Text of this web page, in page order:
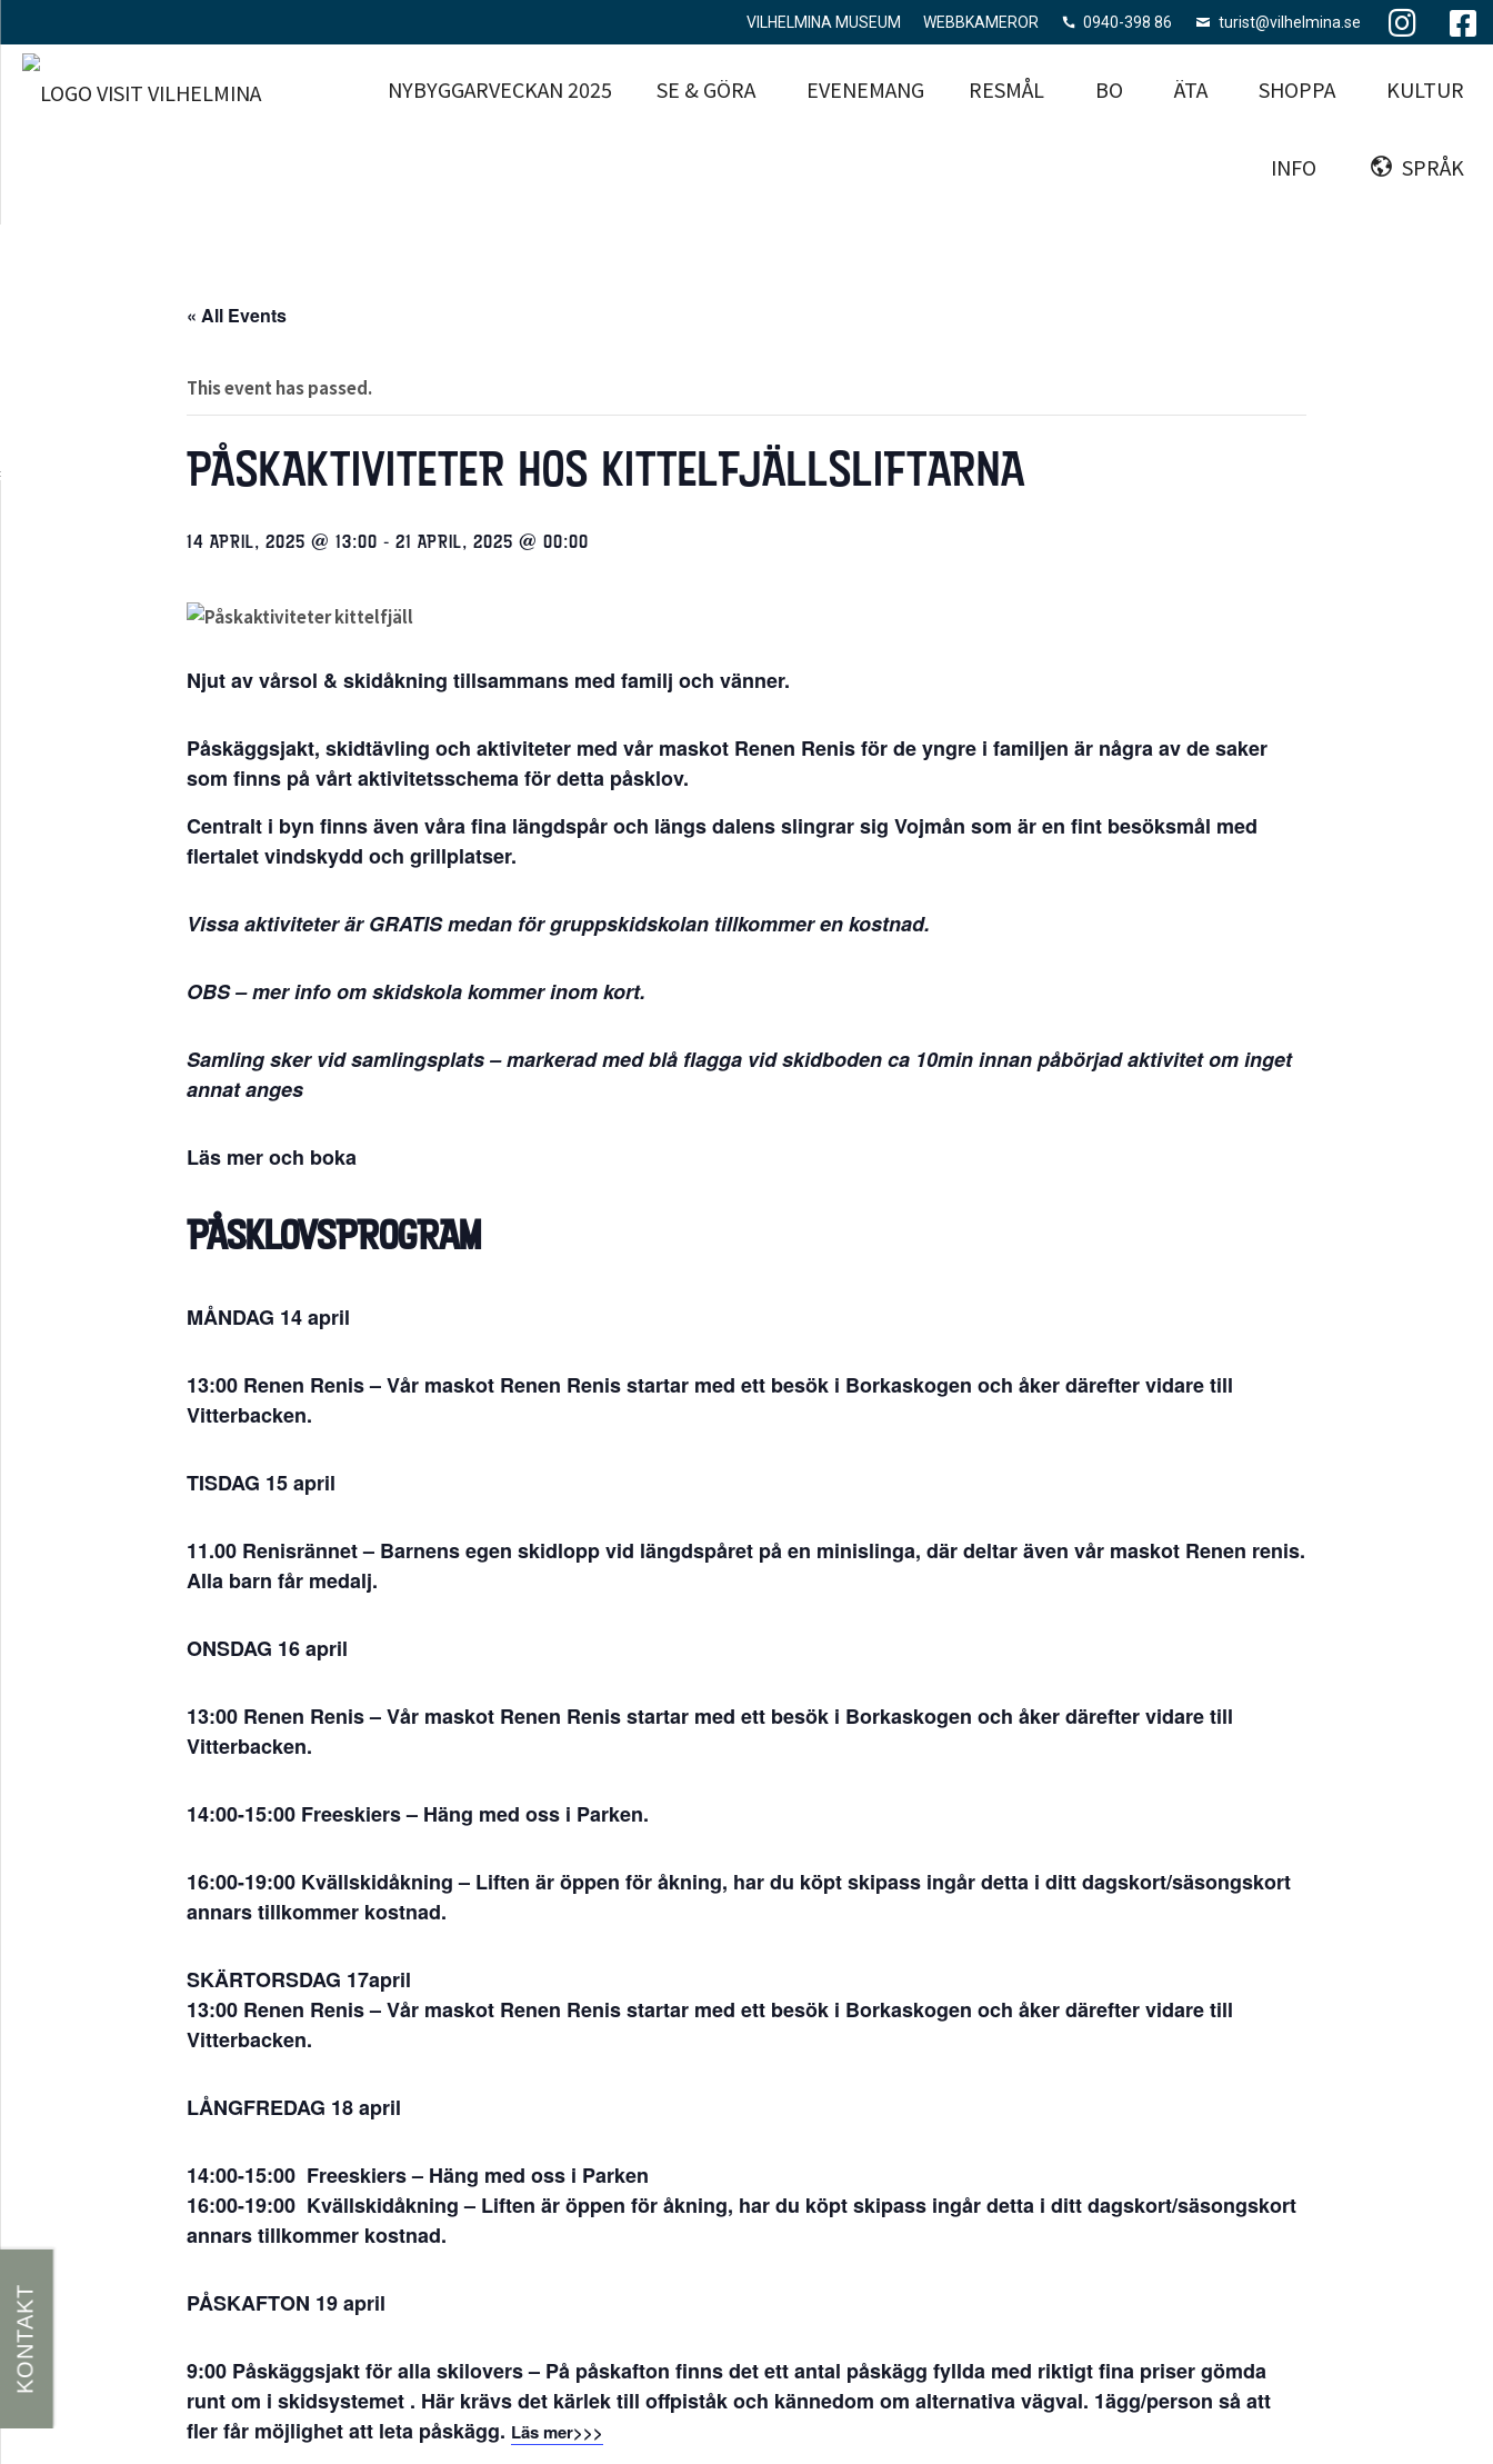
VILHELMINA MUSEUM WEBBKAMEROR 0940-398 86 turist@vilhelmina.se
NYBYGGARVECKAN 2025 SE & GÖRA EVENEMANG RESMÅL BO ÄTA SHOPPA KULTUR
INFO SPRÅK
« All Events
This event has passed.
PÅSKAKTIVITETER HOS KITTELFJÄLLSLIFTARNA
14 APRIL, 2025 @ 13:00 - 21 APRIL, 2025 @ 00:00
Njut av vårsol & skidåkning tillsammans med familj och vänner.
Påskäggsjakt, skidtävling och aktiviteter med vår maskot Renen Renis för de yngre i familjen är några av de saker
som finns på vårt aktivitetsschema för detta påsklov.
Centralt i byn finns även våra fina längdspår och längs dalens slingrar sig Vojmån som är en fint besöksmål med
flertalet vindskydd och grillplatser.
Vissa aktiviteter är GRATIS medan för gruppskidskolan tillkommer en kostnad.
OBS – mer info om skidskola kommer inom kort.
Samling sker vid samlingsplats – markerad med blå flagga vid skidboden ca 10min innan påbörjad aktivitet om inget
annat anges
Läs mer och boka
PÅSKLOVSPROGRAM
MÅNDAG 14 april
13:00 Renen Renis –Vår maskot Renen Renis startar med ett besök i Borkaskogen och åker därefter vidare till
Vitterbacken.
TISDAG 15 april
11.00 Renisrännet– Barnens egen skidlopp vid längdspåret på en minislinga, där deltar även vår maskot Renen renis.
Alla barn får medalj.
ONSDAG 16 april
13:00 Renen Renis– Vår maskot Renen Renis startar med ett besök i Borkaskogen och åker därefter vidare till
Vitterbacken.
14:00-15:00 Freeskiers – Häng med oss i Parken.
16:00-19:00 Kvällskidåkning– Liften är öppen för åkning, har du köpt skipass ingår detta i ditt dagskort/säsongskort
annars tillkommer kostnad.
SKÄRTORSDAG 17april
13:00 Renen Renis– Vår maskot Renen Renis startar med ett besök i Borkaskogen och åker därefter vidare till
Vitterbacken.
LÅNGFREDAG 18 april
14:00-15:00 Freeskiers– Häng med oss i Parken
16:00-19:00 Kvällskidåkning– Liften är öppen för åkning, har du köpt skipass ingår detta i ditt dagskort/säsongskort
annars tillkommer kostnad.
PÅSKAFTON 19 april
9:00 Påskäggsjakt för alla skilovers– På påskafton finns det ett antal påskägg fyllda med riktigt fina priser gömda
runt om i skidsystemet . Här krävs det kärlek till offpiståk och kännedom om alternativa vägval. 1ägg/person så att
fler får möjlighet att leta påskägg. Läs mer>>>
KONTAKT